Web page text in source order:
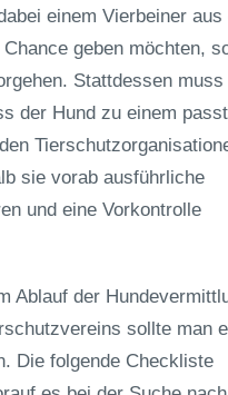
einem Vierbeiner aus
geben möchten,
Stattdessen muss
der Hund zu einem
sie vorab ausführliche
und eine Vorkontrolle
Ablauf der
sollte man
Die folgende Checkliste